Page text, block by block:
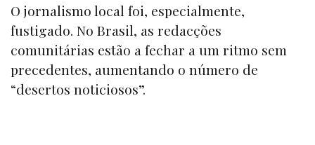
O jornalismo local foi, especialmente,
fustigado. No Brasil, as redacções
comunitárias estão a fechar a um ritmo sem
precedentes, aumentando o número de
“desertos noticiosos”.